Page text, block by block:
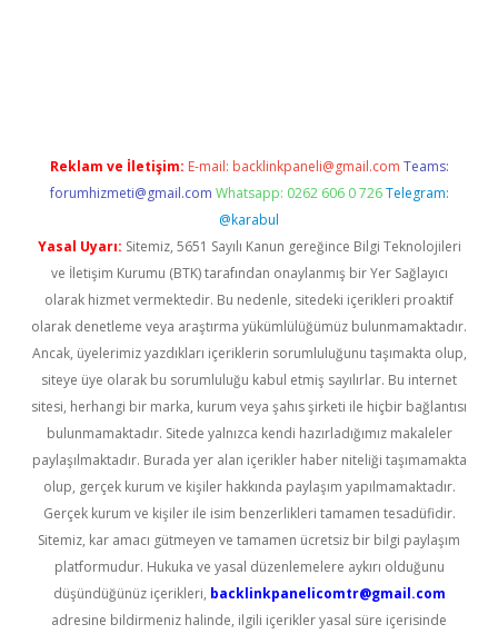
Reklam ve İletişim: E-mail: backlinkpaneli@gmail.com Teams:
forumhizmeti@gmail.com Whatsapp: 0262 606 0 726 Telegram:
@karabul
Yasal Uyarı: Sitemiz, 5651 Sayılı Kanun gereğince Bilgi Teknolojileri
ve İletişim Kurumu (BTK) tarafından onaylanmış bir Yer Sağlayıcı
olarak hizmet vermektedir. Bu nedenle, sitedeki içerikleri proaktif
olarak denetleme veya araştırma yükümlülüğümüz bulunmamaktadır.
Ancak, üyelerimiz yazdıkları içeriklerin sorumluluğunu taşımakta olup,
siteye üye olarak bu sorumluluğu kabul etmiş sayılırlar. Bu internet
sitesi, herhangi bir marka, kurum veya şahıs şirketi ile hiçbir bağlantısı
bulunmamaktadır. Sitede yalnızca kendi hazırladığımız makaleler
paylaşılmaktadır. Burada yer alan içerikler haber niteliği taşımamakta
olup, gerçek kurum ve kişiler hakkında paylaşım yapılmamaktadır.
Gerçek kurum ve kişiler ile isim benzerlikleri tamamen tesadüfidir.
Sitemiz, kar amacı gütmeyen ve tamamen ücretsiz bir bilgi paylaşım
platformudur. Hukuka ve yasal düzenlemelere aykırı olduğunu
düşündüğünüz içerikleri, backlinkpanelicomtr@gmail.com
adresine bildirmeniz halinde, ilgili içerikler yasal süre içerisinde